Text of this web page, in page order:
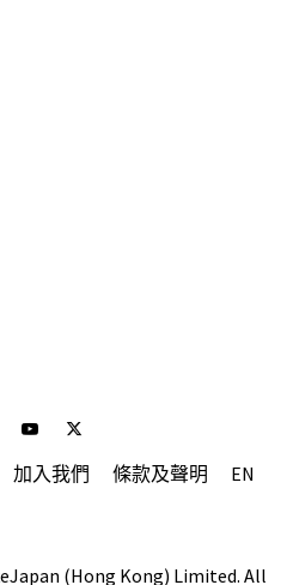
YoutubeTwitter
加入我們 條款及聲明 EN
(Hong Kong) Limited. All